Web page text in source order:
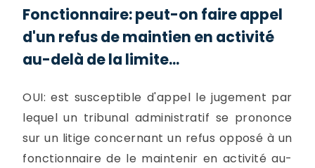
Fonctionnaire: peut-on faire appel
d'un refus de maintien en activité
au-delà de la limite...
OUI: est susceptible d'appel le jugement par
lequel un tribunal administratif se prononce
sur un litige concernant un refus opposé à un
fonctionnaire de le maintenir en activité au-